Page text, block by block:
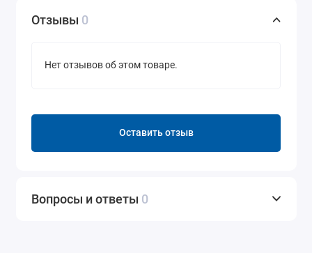
Отзывы 0
Нет отзывов об этом товаре.
Оставить отзыв
Вопросы и ответы 0